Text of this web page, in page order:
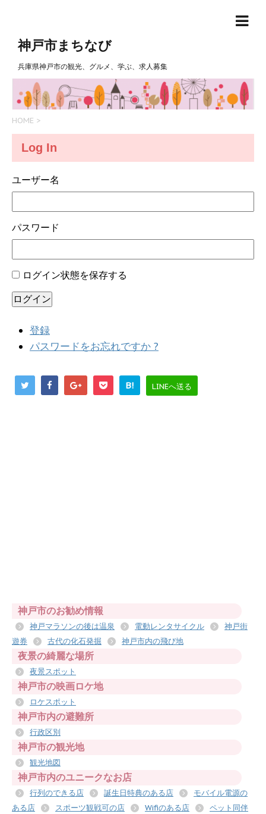
神戸市まちなび
兵庫県神戸市の観光、グルメ、学ぶ、求人募集
HOME >
Log In
ユーザー名
パスワード
ログイン状態を保存する
ログイン
登録
パスワードをお忘れですか ?
B! LINEへ送る
神戸市のお勧め情報
神戸マラソンの後は温泉 電動レンタサイクル
神戸街
遊券
古代の化石発掘 神戸市内の飛び地
夜景の綺麗な場所
夜景スポット
神戸市の映画ロケ地
ロケスポット
神戸市内の避難所
行政区別
神戸市の観光地
観光地図
神戸市内のユニークなお店
行列のできる店 誕生日特典のある店
モバイル電源の
ある店
スポーツ観戦可の店 Wifiのある店
ペット同伴